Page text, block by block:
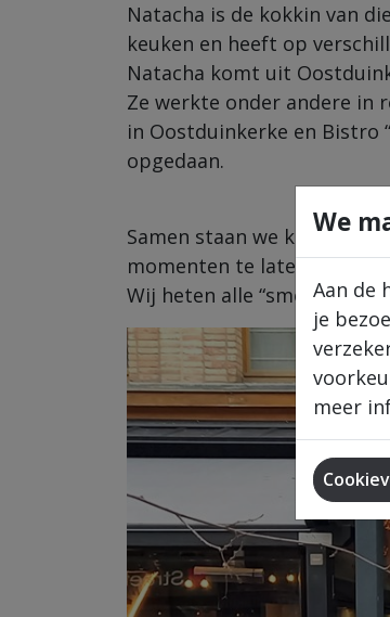
Natacha is de kokkin van
keuken en heeft op
Natacha komt uit
Ze werkte onder andere in
in Oostduinkerke en Bistro
opgedaan.
Samen staan we klaar voor
momenten te laten beleven.
Wij heten alle
We
Aan de
je
meer